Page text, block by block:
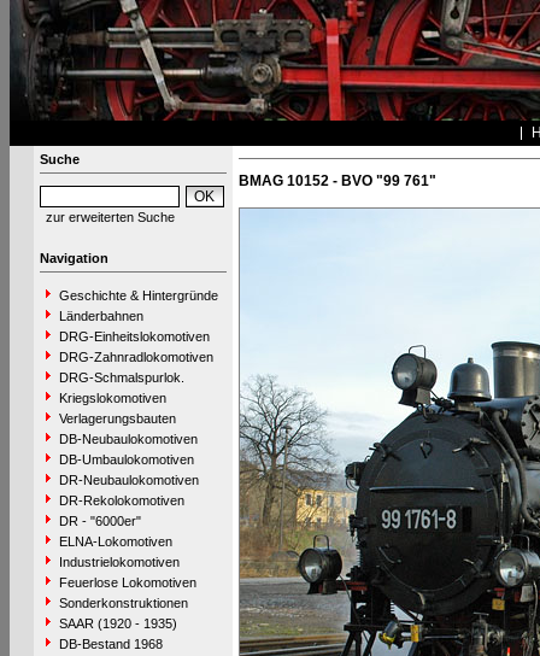
Suche
zur erweiterten Suche
Navigation
Geschichte & Hintergründe
Länderbahnen
DRG-Einheitslokomotiven
DRG-Zahnradlokomotiven
DRG-Schmalspurlok.
Kriegslokomotiven
Verlagerungsbauten
DB-Neubaulokomotiven
DB-Umbaulokomotiven
DR-Neubaulokomotiven
DR-Rekolokomotiven
DR - "6000er"
ELNA-Lokomotiven
Industrielokomotiven
Feuerlose Lokomotiven
Sonderkonstruktionen
SAAR (1920 - 1935)
DB-Bestand 1968
BMAG 10152 - BVO "99 761"